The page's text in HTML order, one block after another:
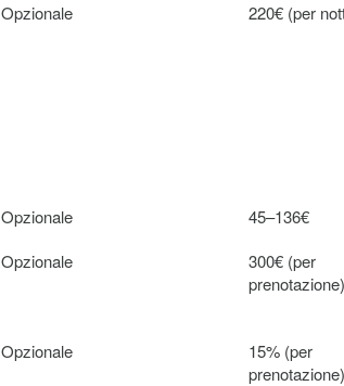
Opzionale 220€ (per
Opzionale
45–136€
Opzionale
300€ (per
prenotazione)
Opzionale
15% (per
prenotazione)